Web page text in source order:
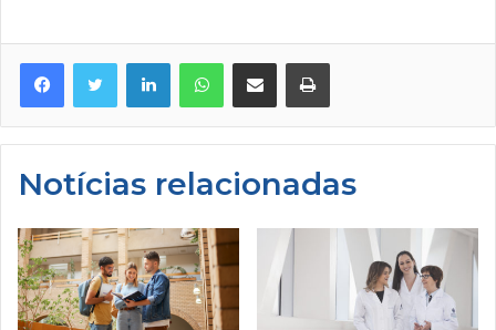
Linkedin WhatsApp
Notícias relacionadas